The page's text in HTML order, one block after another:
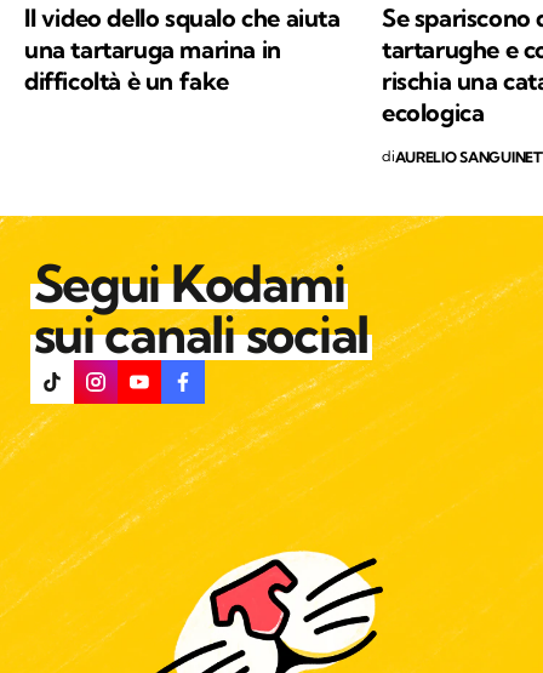
Il video dello squalo che aiuta
una tartaruga marina in
difficoltà è un fake
Se spariscono
tartarughe e
rischia una
ecologica
diAURELIO
Segui Kodami
sui canali social